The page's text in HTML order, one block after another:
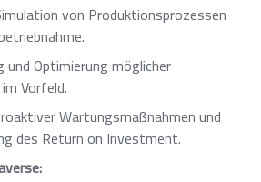
von Produktionsprozessen
und Optimierung möglicher
Vorfeld.
Wartungsmaßnahmen und
des Return on Investment.